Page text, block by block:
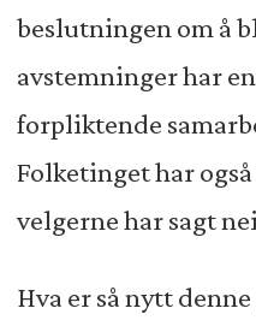
beslutningen om å
avstemninger har
forpliktende
Folketinget har
velgerne har sagt
Hva er så nytt denne